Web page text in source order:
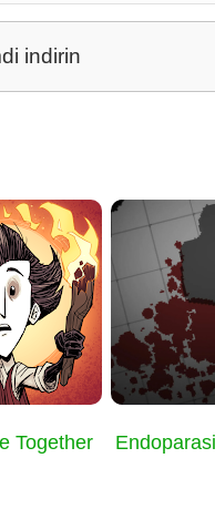
indirin
Together